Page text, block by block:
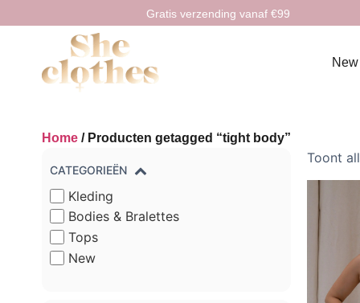
Gratis verzending vanaf €99
New
Home / Producten getagged “tight body”
CATEGORIEËN
Kleding
Bodies & Bralettes
Tops
New
Toont